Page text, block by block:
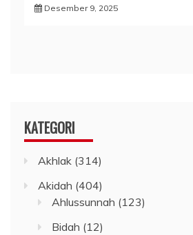
Desember 9, 2025
KATEGORI
Akhlak (314)
Akidah (404)
Ahlussunnah (123)
Bidah (12)